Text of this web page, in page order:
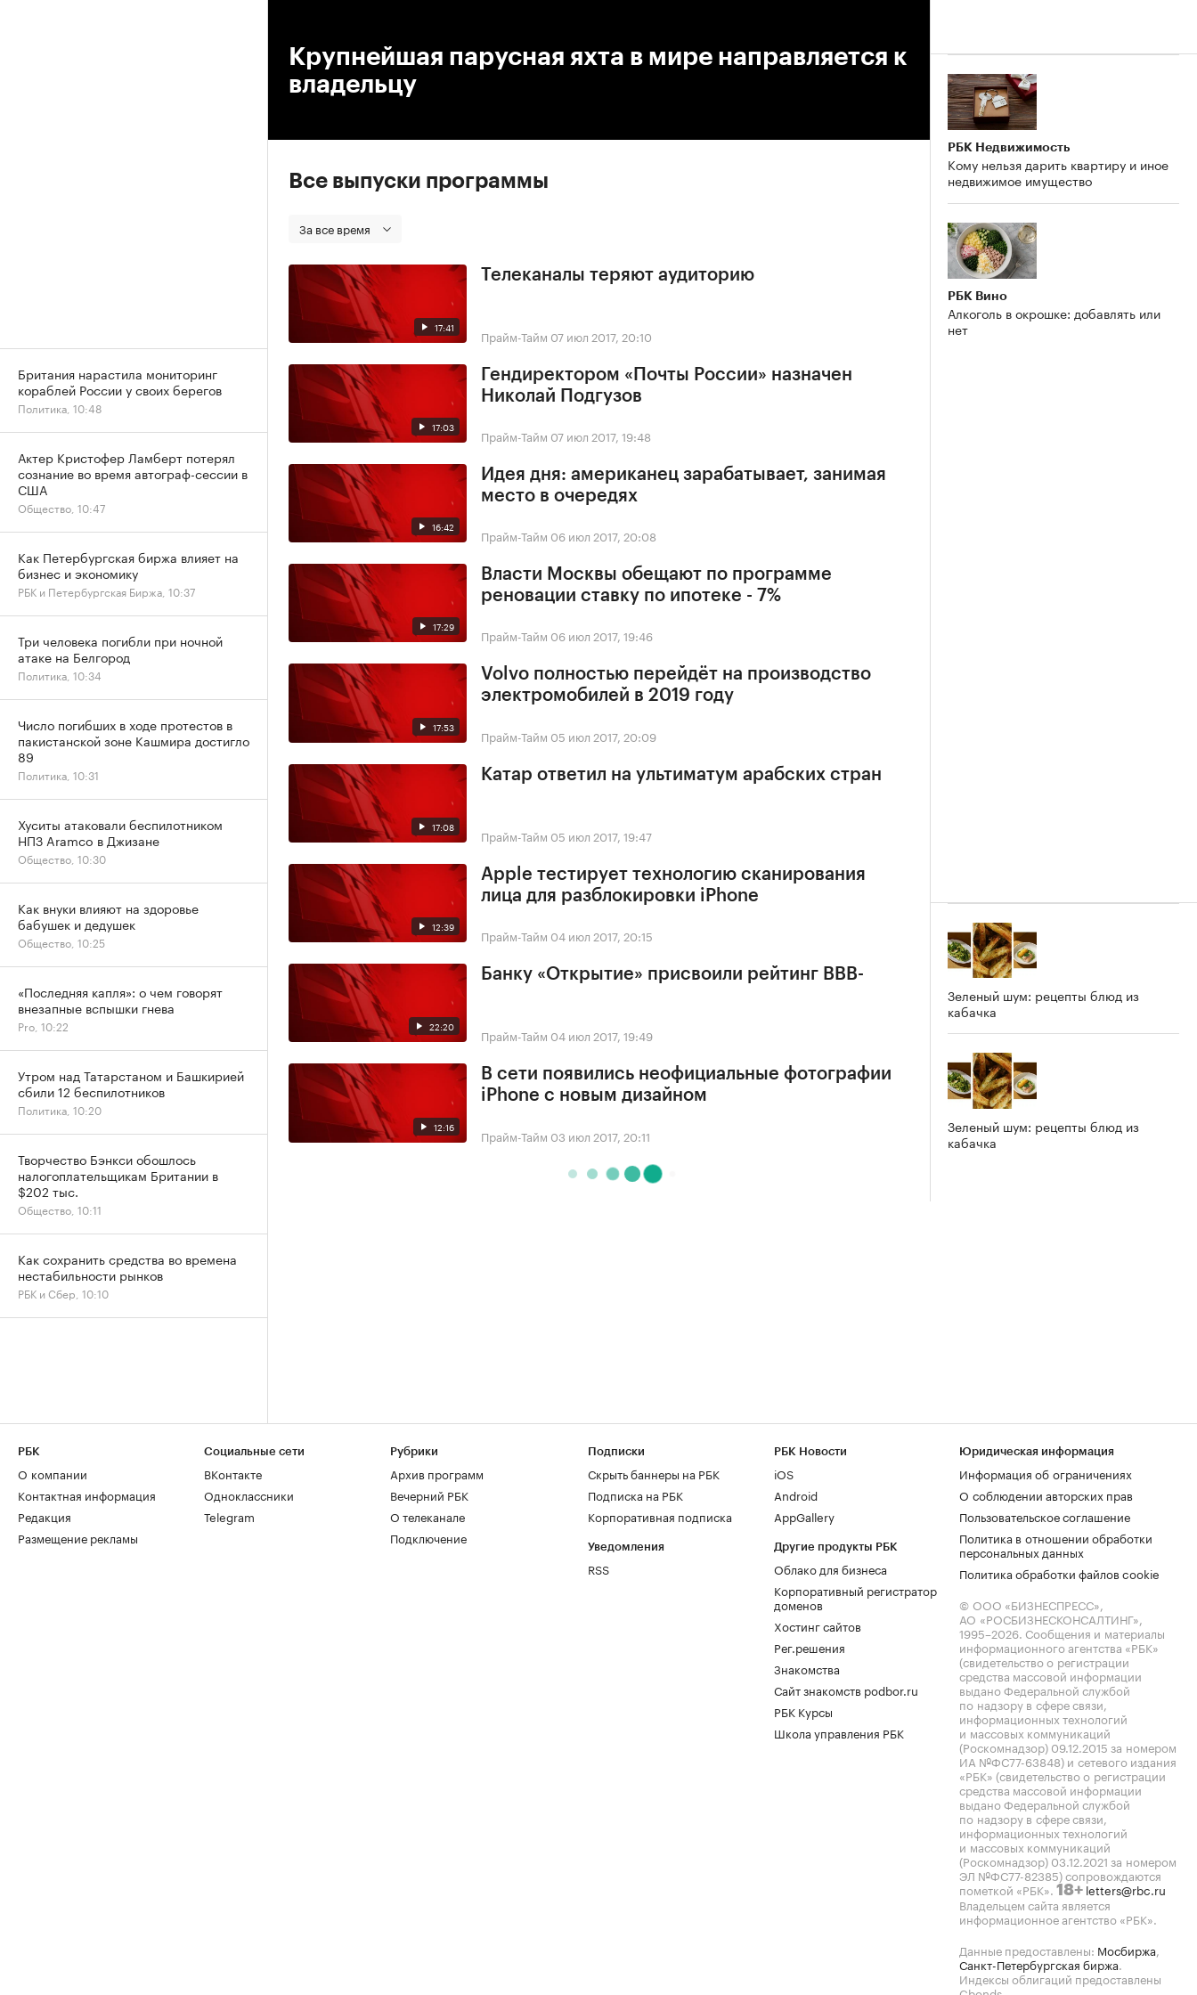
Крупнейшая парусная яхта в мире направляется к
владельцу
Все выпуски программы
За все время
17:41
Телеканалы теряют аудиторию
Прайм-Тайм 07 июл 2017, 20:10
17:03
Гендиректором «Почты России» назначен
Николай Подгузов
Прайм-Тайм 07 июл 2017, 19:48
16:42
Идея дня: американец зарабатывает, занимая
место в очередях
Прайм-Тайм 06 июл 2017, 20:08
17:29
Власти Москвы обещают по программе
реновации ставку по ипотеке - 7%
Прайм-Тайм 06 июл 2017, 19:46
17:53
Volvo полностью перейдёт на производство
электромобилей в 2019 году
Прайм-Тайм 05 июл 2017, 20:09
17:08
Катар ответил на ультиматум арабских стран
Прайм-Тайм 05 июл 2017, 19:47
12:39
Apple тестирует технологию сканирования
лица для разблокировки iPhone
Прайм-Тайм 04 июл 2017, 20:15
22:20
Банку «Открытие» присвоили рейтинг BBB-
Прайм-Тайм 04 июл 2017, 19:49
12:16
В сети появились неофициальные фотографии
iPhone с новым дизайном
Прайм-Тайм 03 июл 2017, 20:11
РБК Недвижимость
Кому нельзя дарить квартиру и иное
недвижимое имущество
РБК Вино
Алкоголь в окрошке: добавлять или
нет
Зеленый шум: рецепты блюд из
кабачка
Зеленый шум: рецепты блюд из
кабачка
Британия нарастила мониторинг
кораблей России у своих берегов
Политика, 10:48
Актер Кристофер Ламберт потерял
сознание во время автограф-сессии в
США
Общество, 10:47
Как Петербургская биржа влияет на
бизнес и экономику
РБК и Петербургская Биржа, 10:37
Три человека погибли при ночной
атаке на Белгород
Политика, 10:34
Число погибших в ходе протестов в
пакистанской зоне Кашмира достигло
89
Политика, 10:31
Хуситы атаковали беспилотником
НПЗ Aramco в Джизане
Общество, 10:30
Как внуки влияют на здоровье
бабушек и дедушек
Общество, 10:25
«Последняя капля»: о чем говорят
внезапные вспышки гнева
Pro, 10:22
Утром над Татарстаном и Башкирией
сбили 12 беспилотников
Политика, 10:20
Творчество Бэнкси обошлось
налогоплательщикам Британии в
$202 тыс.
Общество, 10:11
Как сохранить средства во времена
нестабильности рынков
РБК и Сбер, 10:10
РБК
О компании
Контактная информация
Редакция
Размещение рекламы
Социальные сети
ВКонтакте
Одноклассники
Telegram
Рубрики
Архив программ
Вечерний РБК
О телеканале
Подключение
Подписки
Скрыть баннеры на РБК
Подписка на РБК
Корпоративная подписка
Уведомления
RSS
РБК Новости
iOS
Android
AppGallery
Другие продукты РБК
Облако для бизнеса
Корпоративный регистратор
доменов
Хостинг сайтов
Рег.решения
Знакомства
Сайт знакомств podbor.ru
РБК Курсы
Школа управления РБК
Юридическая информация
Информация об ограничениях
О соблюдении авторских прав
Пользовательское соглашение
Политика в отношении обработки
персональных данных
Политика обработки файлов cookie
© ООО «БИЗНЕСПРЕСС»,
АО «РОСБИЗНЕСКОНСАЛТИНГ»,
1995–2026. Сообщения и материалы
информационного агентства «РБК»
(свидетельство о регистрации
средства массовой информации
выдано Федеральной службой
по надзору в сфере связи,
информационных технологий
и массовых коммуникаций
(Роскомнадзор) 09.12.2015 за номером
ИА №ФС77-63848) и сетевого издания
«РБК» (свидетельство о регистрации
средства массовой информации
выдано Федеральной службой
по надзору в сфере связи,
информационных технологий
и массовых коммуникаций
(Роскомнадзор) 03.12.2021 за номером
ЭЛ №ФС77-82385) сопровождаются
пометкой «РБК». 18+ letters@rbc.ru
Владельцем сайта является
информационное агентство «РБК».
Данные предоставлены: Мосбиржа,
Санкт-Петербургская биржа.
Индексы облигаций предоставлены